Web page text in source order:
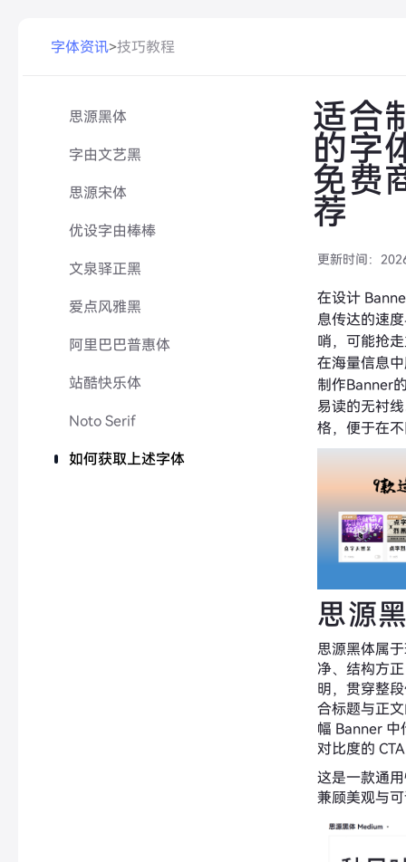
字体资讯>技巧教程
思源黑体
字由文艺黑
思源宋体
优设字由棒棒
文泉驿正黑
爱点风雅黑
阿里巴巴普惠体
站酷快乐体
Noto Serif
如何获取上述字体
适合
的字
免费
荐
更新时间：
在设计
息传达的速
哨，可能抢
在海量信息
制作Banner
易读的无衬
格，便于在
思源
思源黑体属
净、结构方
明，贯穿整
合标题与正
幅 Banner
对比度的
这是一款通
兼顾美观与